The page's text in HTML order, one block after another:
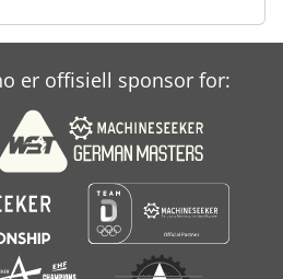
er offisiell sponsor for: